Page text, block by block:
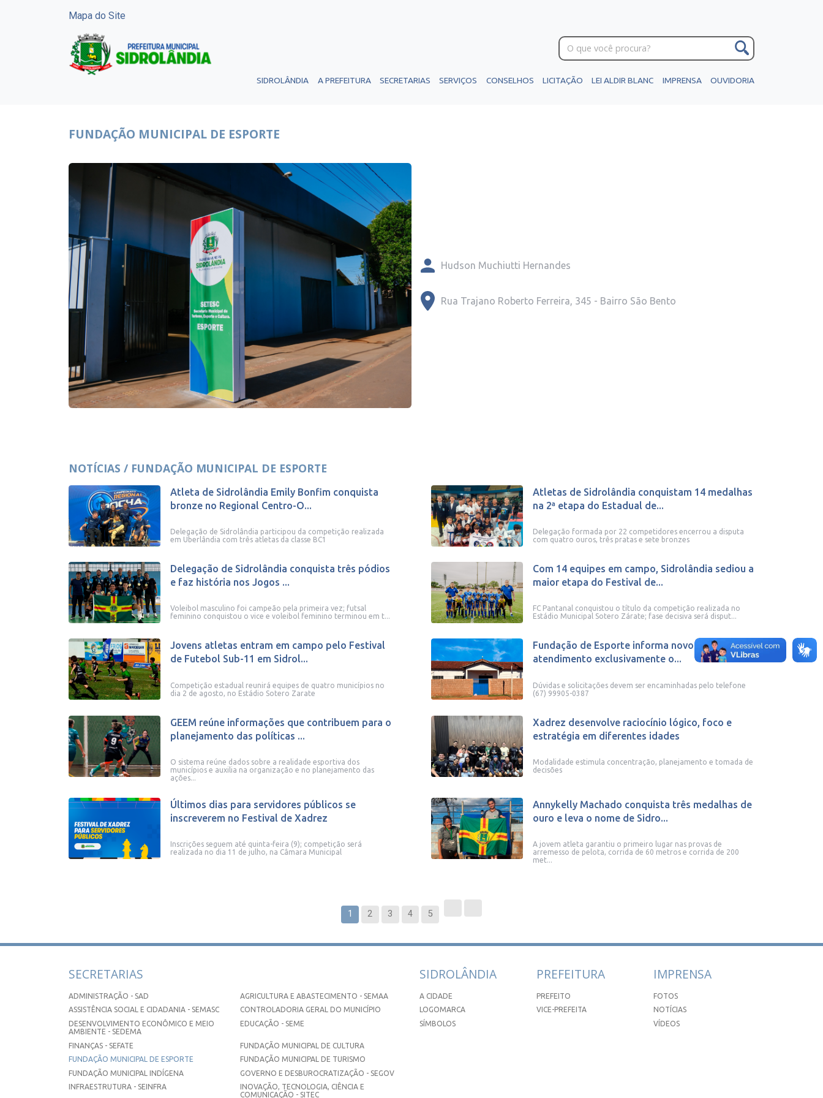
Mapa do Site
SIDROLÂNDIA A PREFEITURA SECRETARIAS SERVIÇOS CONSELHOS LICITAÇÃO LEI ALDIR BLANC IMPRENSA OUVIDORIA
FUNDAÇÃO MUNICIPAL DE ESPORTE
Hudson Muchiutti Hernandes
Rua Trajano Roberto Ferreira, 345 - Bairro São Bento
NOTÍCIAS / FUNDAÇÃO MUNICIPAL DE ESPORTE
Atleta de Sidrolândia Emily Bonfim conquista
bronze no Regional Centro-O...
Delegação de Sidrolândia participou da competição realizada
em Uberlândia com três atletas da classe BC1
Atletas de Sidrolândia conquistam 14 medalhas
na 2ª etapa do Estadual de...
Delegação formada por 22 competidores encerrou a disputa
com quatro ouros, três pratas e sete bronzes
Delegação de Sidrolândia conquista três pódios
e faz história nos Jogos ...
Voleibol masculino foi campeão pela primeira vez; futsal
feminino conquistou o vice e voleibol feminino terminou em t...
Com 14 equipes em campo, Sidrolândia sediou a
maior etapa do Festival de...
FC Pantanal conquistou o título da competição realizada no
Estádio Municipal Sotero Zárate; fase decisiva será disput...
Jovens atletas entram em campo pelo Festival
de Futebol Sub-11 em Sidrol...
Competição estadual reunirá equipes de quatro municípios no
dia 2 de agosto, no Estádio Sotero Zarate
Fundação de Esporte informa novo endereço e
atendimento exclusivamente o...
Dúvidas e solicitações devem ser encaminhadas pelo telefone
(67) 99905-0387
GEEM reúne informações que contribuem para o
planejamento das políticas ...
O sistema reúne dados sobre a realidade esportiva dos
municípios e auxilia na organização e no planejamento das
ações...
Xadrez desenvolve raciocínio lógico, foco e
estratégia em diferentes idades
Modalidade estimula concentração, planejamento e tomada de
decisões
Últimos dias para servidores públicos se
inscreverem no Festival de Xadrez
Inscrições seguem até quinta-feira (9); competição será
realizada no dia 11 de julho, na Câmara Municipal
Annykelly Machado conquista três medalhas de
ouro e leva o nome de Sidro...
A jovem atleta garantiu o primeiro lugar nas provas de
arremesso de pelota, corrida de 60 metros e corrida de 200
met...
1 2 3 4 5
SECRETARIAS
ADMINISTRAÇÃO - SAD
AGRICULTURA E ABASTECIMENTO - SEMAA
ASSISTÊNCIA SOCIAL E CIDADANIA - SEMASC
CONTROLADORIA GERAL DO MUNICÍPIO
DESENVOLVIMENTO ECONÔMICO E MEIO
AMBIENTE - SEDEMA
EDUCAÇÃO - SEME
FINANÇAS - SEFATE
FUNDAÇÃO MUNICIPAL DE CULTURA
FUNDAÇÃO MUNICIPAL DE ESPORTE
FUNDAÇÃO MUNICIPAL DE TURISMO
FUNDAÇÃO MUNICIPAL INDÍGENA
GOVERNO E DESBUROCRATIZAÇÃO - SEGOV
INFRAESTRUTURA - SEINFRA
INOVAÇÃO, TECNOLOGIA, CIÊNCIA E
COMUNICAÇÃO - SITEC
SIDROLÂNDIA
A CIDADE
LOGOMARCA
SÍMBOLOS
PREFEITURA
PREFEITO
VICE-PREFEITA
IMPRENSA
FOTOS
NOTÍCIAS
VÍDEOS